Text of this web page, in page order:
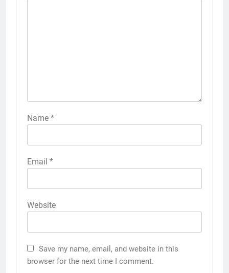
Name *
Email *
Website
Save my name, email, and website in this
browser for the next time I comment.